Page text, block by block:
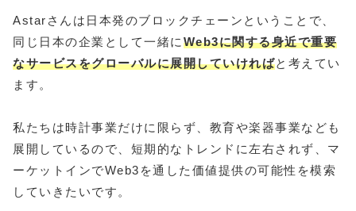
Astarさんは日本発のブロックチェーンということで、
同じ日本の企業として一緒に Web3に関する身近で重要
なサービスをグローバルに展開していければと考えてい
ます。
私たちは時計事業だけに限らず、教育や楽器事業なども
展開しているので、短期的なトレンドに左右されず、マ
ーケットインでWeb3を通した価値提供の可能性を模索
していきたいです。